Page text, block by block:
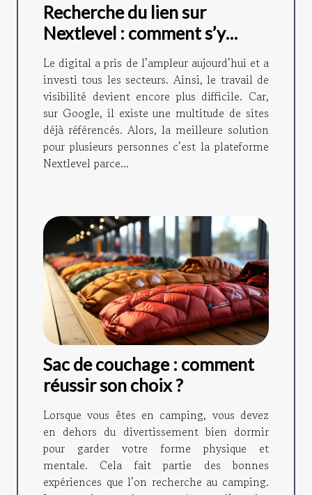
Recherche du lien sur
Nextlevel : comment s’y
prendre ?
Le digital a pris de l’ampleur aujourd’hui et a
investi tous les secteurs. Ainsi, le travail de
visibilité devient encore plus difficile. Car,
sur Google, il existe une multitude de sites
déjà référencés. Alors, la meilleure solution
pour plusieurs personnes c’est la plateforme
Nextlevel parce...
Sac de couchage : comment
réussir son choix ?
Lorsque vous êtes en camping, vous devez
en dehors du divertissement bien dormir
pour garder votre forme physique et
mentale. Cela fait partie des bonnes
expériences que l’on recherche au camping.